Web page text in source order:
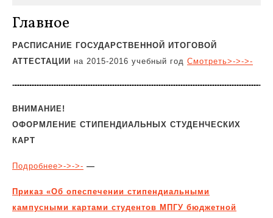
Главное
РАСПИСАНИЕ ГОСУДАРСТВЕННОЙ ИТОГОВОЙ
АТТЕСТАЦИИ на 2015-2016 учебный год Смотреть>->->-
ВНИМАНИЕ!
ОФОРМЛЕНИЕ СТИПЕНДИАЛЬНЫХ СТУДЕНЧЕСКИХ
КАРТ
Подробнее>->->- —
Приказ «Об опеспечении стипендиальными
кампусными картами студентов МПГУ бюджетной